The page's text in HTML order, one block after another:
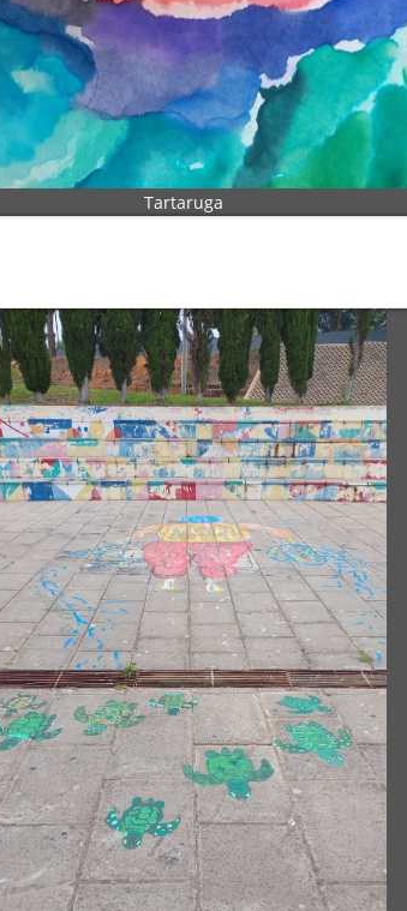
Tartaruga